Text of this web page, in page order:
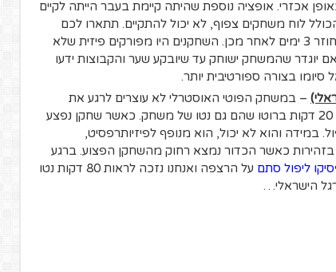
אכזרי. אופציה נוספת שהיתה קיימת בעבר הייתה לקיים
לוח משחקים צפוף, לא יכול להתקיים. תתארו לכם
שגמר האלופות היה הולך למשחק חוזר 3 ימים לאחר מכן. השחקנים היו מפורקים פיזית שלא
יוגדר שהמשחק ישוחק עד שיובקע שער והקבוצות ידעו
בצורה ספורטיבית יותר.
– במשחק הפוטי האוסטרלי לא עוצרים לרגע את
המשחק. הקהל מקבל 4 רבעים של 20 דקות ברוטו שהם גם נטו של משחק. כאשר שחקן נפצע
במידה והוא לא יכול, הוא מנופף לפיזיותרפסיט,
בזהירות כאשר הכדור נמצא רחוק מהשחקן הפצוע. ברגע
ליפול סתם
על הרצפה ואנחנו נזכה לראות 80 דקות נטו